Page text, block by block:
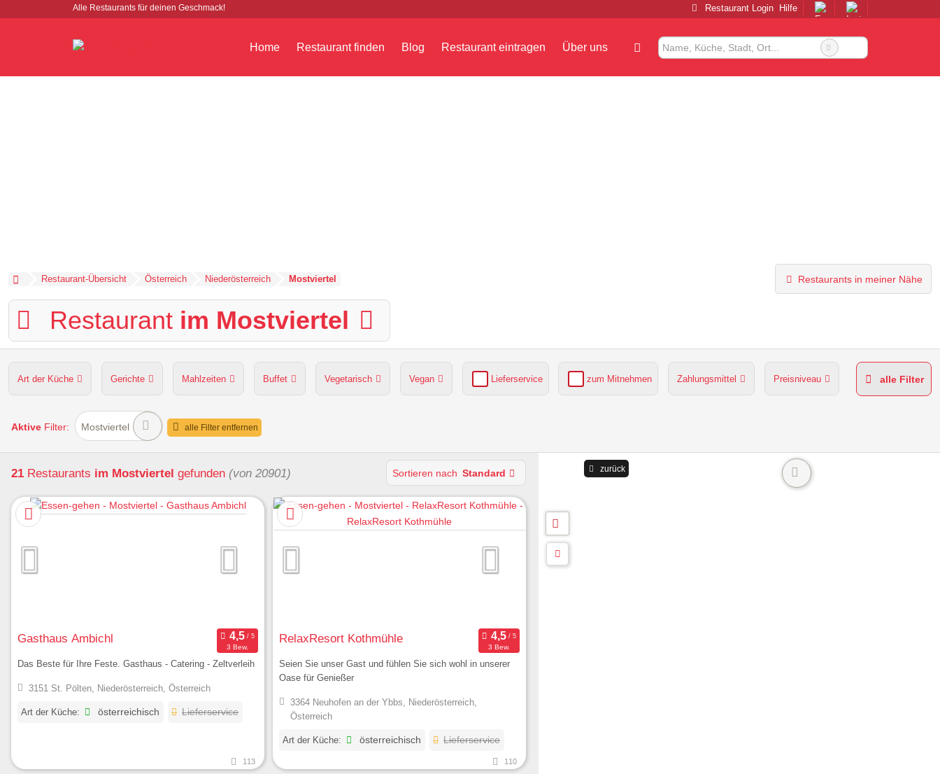
Alle Restaurants für deinen Geschmack! Restaurant Login Hilfe
Home Restaurant finden Blog Restaurant eintragen Über uns
Restaurant-Übersicht Österreich Niederösterreich Mostviertel Restaurants in meiner Nähe
Restaurant im Mostviertel
Art der Küche Gerichte Mahlzeiten Buffet Vegetarisch Vegan Lieferservice zum Mitnehmen Zahlungsmittel Preisniveau
Hunde erlaubt Kapazität Sitzplätze im Freien
alle Filter
Aktive Filter: Mostviertel alle Filter entfernen
21 Restaurants im Mostviertel gefunden (von 20901) Sortieren nach Standard
Gasthaus Ambichl
3 Bew.
Das Beste für Ihre Feste. Gasthaus - Catering - Zeltverleih
3151 St. Pölten, Niederösterreich, Österreich
Art der Küche: österreichisch Lieferservice
113
RelaxResort Kothmühle
3 Bew.
Seien Sie unser Gast und fühlen Sie sich wohl in unserer
Oase für Genießer
3364 Neuhofen an der Ybbs, Niederösterreich,
Österreich
Art der Küche: österreichisch Lieferservice
110
zurück